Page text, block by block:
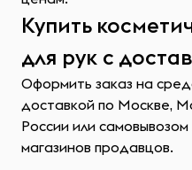
Купить
для рук с
Оформить заказ на
доставкой по Москве,
России или
магазинов продавцов.